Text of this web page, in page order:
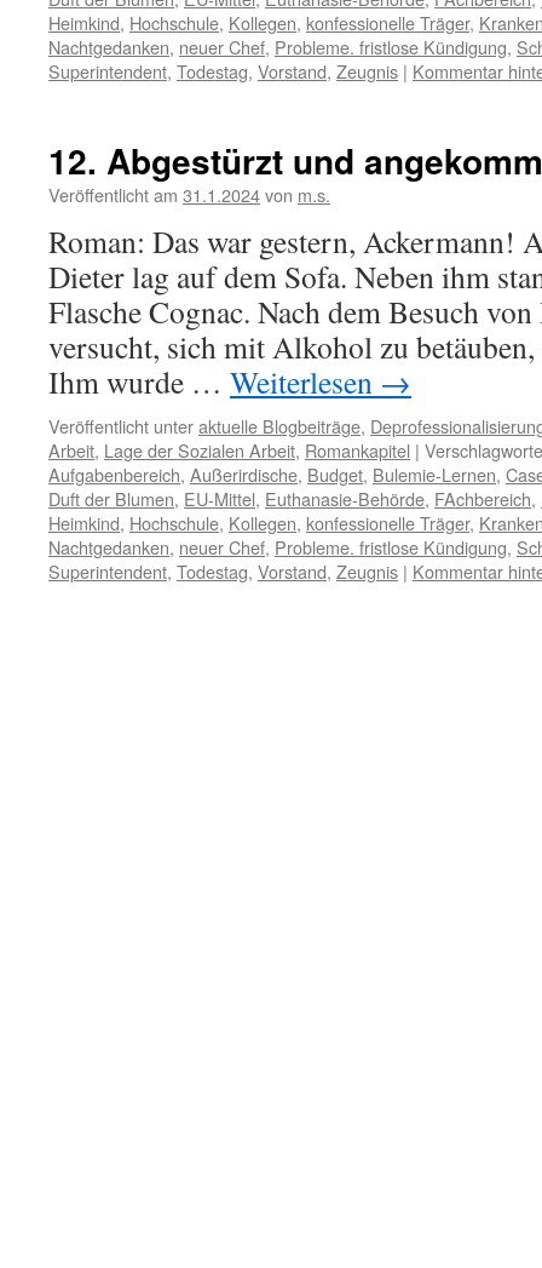
Heimkind, Hochschule, Kollegen, konfessionelle Träger,
Nachtgedanken, neuer Chef, Probleme. fristlose Kündigung,
Superintendent, Todestag, Vorstand, Zeugnis | Kommentar
12. Abgestürzt und
Veröffentlicht am 31.1.2024von m.s.
Roman: Das war gestern, Ackermann!
Dieter lag auf dem Sofa. Neben ihm
Flasche Cognac. Nach dem Besuch von
versucht, sich mit Alkohol zu
Ihm wurde … Weiterlesen →
Veröffentlicht unteraktuelle Blogbeiträge,
Arbeit, Lage der Sozialen Arbeit, Romankapitel |
Aufgabenbereich, Außerirdische, Budget, Bulemie-Lernen,
Duft der Blumen, EU-Mittel, Euthanasie-Behörde, FAchbereich,
Heimkind, Hochschule, Kollegen, konfessionelle Träger,
Nachtgedanken, neuer Chef, Probleme. fristlose Kündigung,
Superintendent, Todestag, Vorstand, Zeugnis | Kommentar